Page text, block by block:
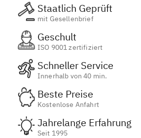
Staatlich Geprüft
mit Gesellenbrief
Geschult
ISO 9001 zertifiziert
Schneller Service
Innerhalb von 40 min.
Beste Preise
Kostenlose Anfahrt
Jahrelange Erfahrung
Seit 1995